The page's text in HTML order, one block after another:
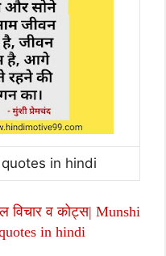
in hindi
विचार व कोट्स| Munshi
in hindi